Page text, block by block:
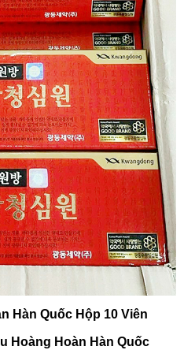
Hàn Quốc Hộp 10 Viên
Hoàng Hoàn Hàn Quốc